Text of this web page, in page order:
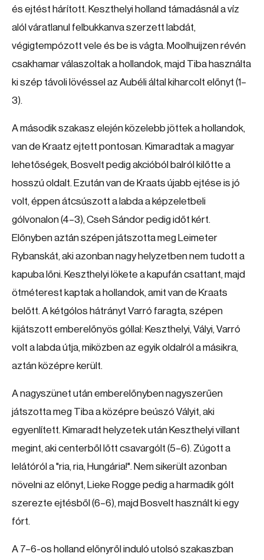
és ejtést hárított. Keszthelyi holland támadásnál a víz
alól váratlanul felbukkanva szerzett labdát,
végigtempózott vele és be is vágta. Moolhuijzen révén
csakhamar válaszoltak a hollandok, majd Tiba használta
ki szép távoli lövéssel az Aubéli által kiharcolt előnyt (1–
3).
A második szakasz elején közelebb jöttek a hollandok,
van de Kraatz ejtett pontosan. Kimaradtak a magyar
lehetőségek, Bosvelt pedig akcióból balról kilőtte a
hosszú oldalt. Ezután van de Kraats újabb ejtése is jó
volt, éppen átcsúszott a labda a képzeletbeli
gólvonalon (4–3), Cseh Sándor pedig időt kért.
Előnyben aztán szépen játszotta meg Leimeter
Rybanskát, aki azonban nagy helyzetben nem tudott a
kapuba lőni. Keszthelyi lökete a kapufán csattant, majd
ötméterest kaptak a hollandok, amit van de Kraats
belőtt. A kétgólos hátrányt Varró faragta, szépen
kijátszott emberelőnyös góllal: Keszthelyi, Vályi, Varró
volt a labda útja, miközben az egyik oldalról a másikra,
aztán középre került.
A nagyszünet után emberelőnyben nagyszerűen
játszotta meg Tiba a középre beúszó Vályit, aki
egyenlített. Kimaradt helyzetek után Keszthelyi villant
megint, aki centerből lőtt csavargólt (5–6). Zúgott a
lelátóról a "ria, ria, Hungária!". Nem sikerült azonban
növelni az előnyt, Lieke Rogge pedig a harmadik gólt
szerezte ejtésből (6–6), majd Bosvelt használt ki egy
fórt.
A 7–6-os holland előnyről induló utolsó szakaszban